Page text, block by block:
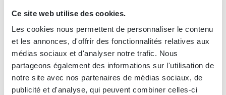
Ce site web utilise des cookies.
Les cookies nous permettent de personnaliser le contenu
et les annonces, d'offrir des fonctionnalités relatives aux
médias sociaux et d'analyser notre trafic. Nous
partageons également des informations sur l'utilisation de
notre site avec nos partenaires de médias sociaux, de
publicité et d'analyse, qui peuvent combiner celles-ci
Livraison:sous 7 jours
49,-